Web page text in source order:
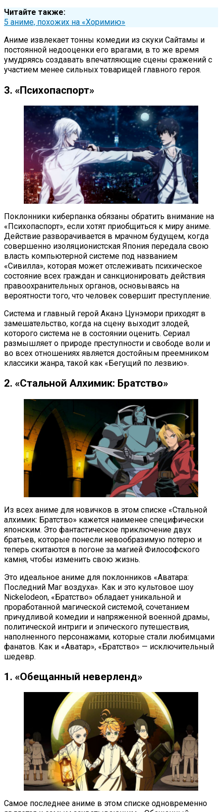
Читайте также:
5 аниме, похожих на «Хоримию»
Аниме извлекает тонны комедии из скуки Сайтамы и
постоянной недооценки его врагами, в то же время
умудряясь создавать впечатляющие сцены сражений с
участием менее сильных товарищей главного героя.
3. «Психопаспорт»
Поклонники киберпанка обязаны обратить внимание на
«Психопаспорт», если хотят приобщиться к миру аниме.
Действие разворачивается в мрачном будущем, когда
совершенно изоляционистская Япония передала свою
власть компьютерной системе под названием
«Сивилла», которая может отслеживать психическое
состояние всех граждан и санкционировать действия
правоохранительных органов, основываясь на
вероятности того, что человек совершит преступление.
Система и главный герой Аканэ Цунэмори приходят в
замешательство, когда на сцену выходит злодей,
которого система не в состоянии оценить. Сериал
размышляет о природе преступности и свободе воли и
во всех отношениях является достойным преемником
классики жанра, такой как «Бегущий по лезвию».
2. «Стальной Алхимик: Братство»
Из всех аниме для новичков в этом списке «Стальной
алхимик: Братство» кажется наименее специфически
японским. Это фантастическое приключение двух
братьев, которые понесли невообразимую потерю и
теперь скитаются в погоне за магией Философского
камня, чтобы изменить свою жизнь.
Это идеальное аниме для поклонников «Аватара:
Последний Маг воздуха». Как и это культовое шоу
Nickelodeon, «Братство» обладает уникальной и
проработанной магической системой, сочетанием
причудливой комедии и напряженной военной драмы,
политической интриги и эпического путешествия,
наполненного персонажами, которые стали любимцами
фанатов. Как и «Аватар», «Братство» — исключительный
шедевр.
1. «Обещанный неверленд»
Самое последнее аниме в этом списке одновременно